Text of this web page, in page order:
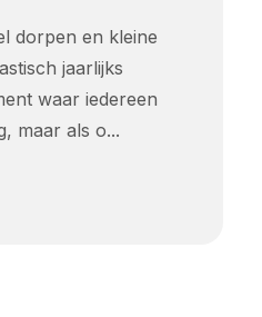
dorpen en kleine
jaarlijks
waar iedereen
maar als o...